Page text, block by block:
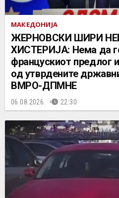
МАКЕДОНИЈА
ЖЕРНОВСКИ ШИРИ
ХИСТЕРИЈА: Нема да
францускиот предлог
од утврдените
ВМРО-ДПМНЕ
06.08.2026. 22:30